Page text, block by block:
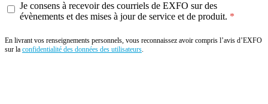
Je consens à recevoir des courriels de EXFO sur des
évènements et des mises à jour de service et de produit.
En livrant vos renseignements personnels, vous reconnaissez avoir compris l’avis d’EXFO
sur la confidentialité des données des utilisateurs.